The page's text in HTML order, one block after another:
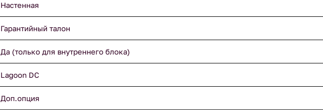
Настенная
Гарантийный талон
Да (только для внутреннего блока)
Lagoon DC
Доп.опция